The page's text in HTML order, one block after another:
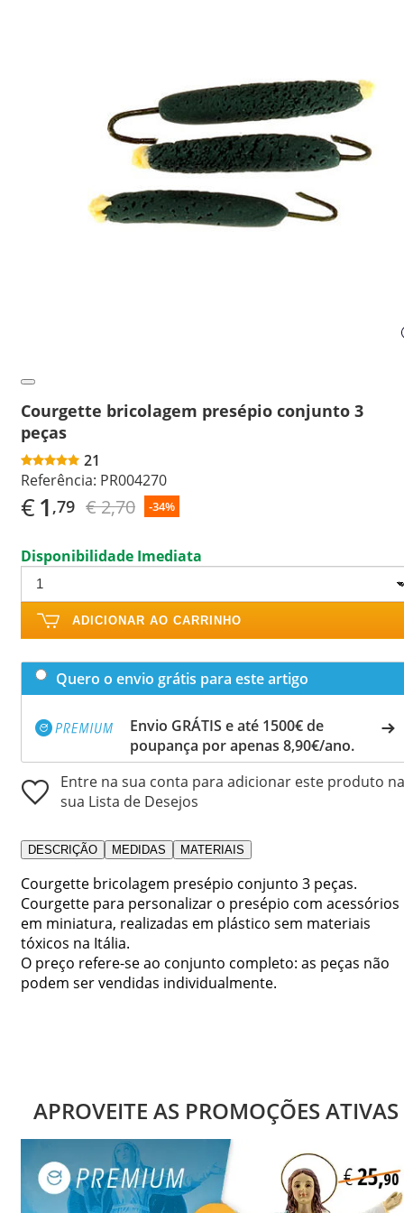
Courgette bricolagem presépio conjunto 3
peças
21
Referência: PR004270
€1 ,79 € 2,70 -34%
Disponibilidade Imediata
ADICIONAR AO CARRINHO
Quero o envio grátis para este artigo
Envio GRÁTIS e até 1500€ de
poupança por apenas 8,90€/ano.
Entre na sua conta para adicionar este produto na
sua Lista de Desejos
DESCRIÇÃO MEDIDAS MATERIAIS
Courgette bricolagem presépio conjunto 3 peças.
Courgette para personalizar o presépio com acessórios
em miniatura, realizadas em plástico sem materiais
tóxicos na Itália.
O preço refere-se ao conjunto completo: as peças não
podem ser vendidas individualmente.
APROVEITE AS PROMOÇÕES ATIVAS